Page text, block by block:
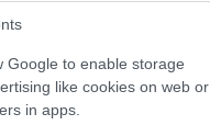
Google to enable storage
like cookies on web or
in apps.